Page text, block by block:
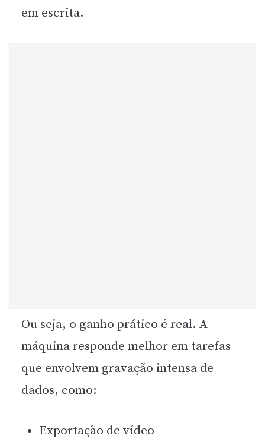
em escrita.
Ou seja, o ganho prático é real. A
máquina responde melhor em tarefas
que envolvem gravação intensa de
dados, como:
Exportação de vídeo